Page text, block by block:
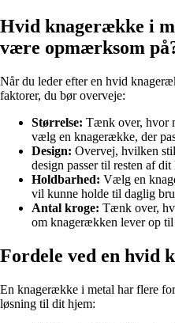
Hvid knagerække i
være opmærksom
Når du leder efter en hvid
faktorer, du bør overveje:
Størrelse: Tænk over, hvor
vælg en knagerække, der
Design: Overvej, hvilken
design passer til resten af dit
Holdbarhed: Vælg en
vil kunne holde til daglig
Antal kroge: Tænk over,
om knagerækken lever op til
Fordele ved en hvid
En knagerække i metal har flere
løsning til dit hjem: